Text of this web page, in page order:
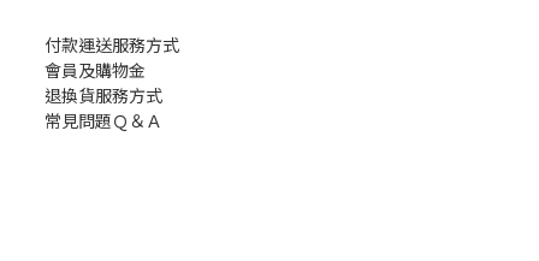
付款運送服務方式
會員及購物金
退換貨服務方式
常見問題Ｑ＆Ａ